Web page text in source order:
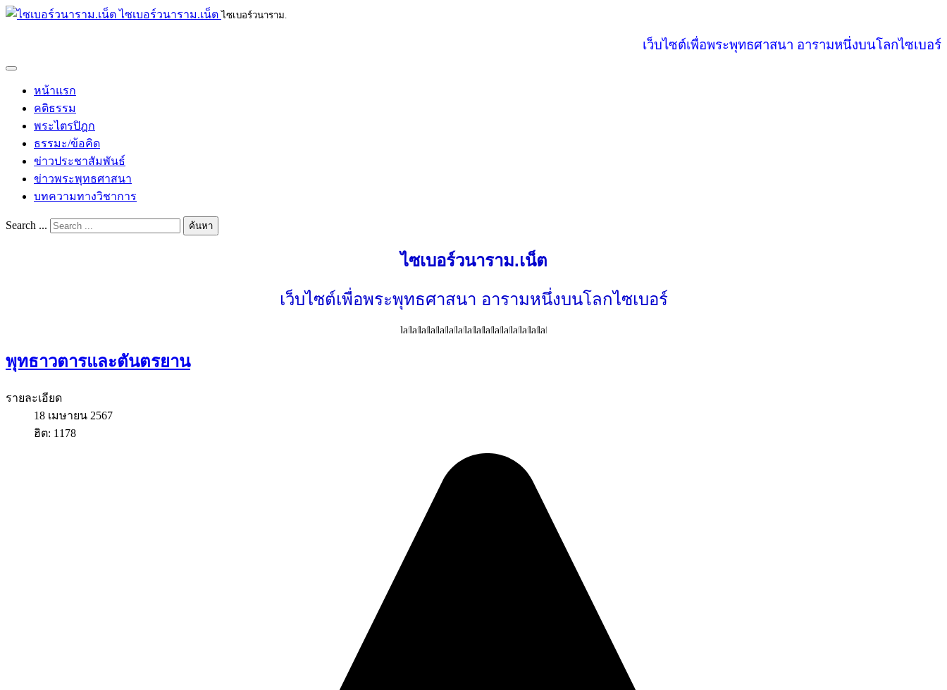
ไซเบอร์วนาราม.เน็ต ไซเบอร์วนาราม.
เว็บไซต์เพื่อพระพุทธศาสนา อารามหนึ่งบนโลกไซเบอร์
หน้าแรก
คติธรรม
พระไตรปิฎก
ธรรมะ/ข้อคิด
ข่าวประชาสัมพันธ์
ข่าวพระพุทธศาสนา
บทความทางวิชาการ
Search ... ค้นหา
ไซเบอร์วนาราม.เน็ต
เว็บไซต์เพื่อพระพุทธศาสนา อารามหนึ่งบนโลกไซเบอร์
พุทธาวตารและตันตรยาน
รายละเอียด
18 เมษายน 2567
ฮิต: 1178